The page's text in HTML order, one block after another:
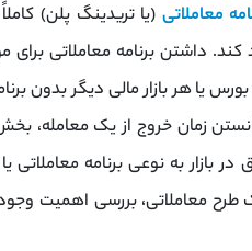
معاملاتی(یا تریدینگ پلن)
داشتن برنامه معاملاتی برای
بورس یا هر بازار مالی دیگر بدون
زمان خروج از یک معامله،
بازار به نوعی برنامه
طرح معاملاتی، بررسی اهمیت